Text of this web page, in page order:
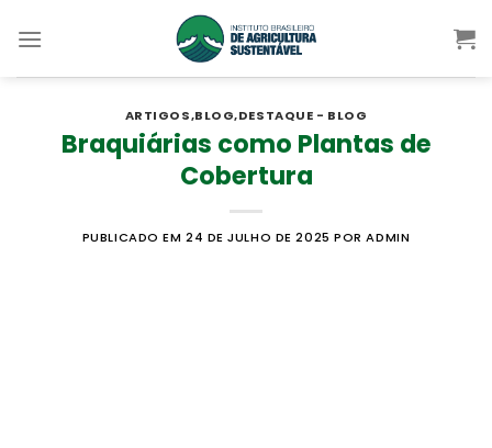
ARTIGOS,BLOG,DESTAQUE - BLOG
Braquiárias como Plantas de
Cobertura
PUBLICADO EM 24 DE JULHO DE 2025 POR ADMIN